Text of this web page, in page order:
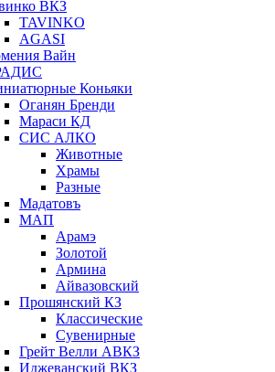
ВКЗ
TAVINKO
AGASI
Вайн
Коньяки
Оганян Бренди
Мараси КД
СИС АЛКО
Животные
Храмы
Разные
Мадатовъ
МАП
Арамэ
Золотой
Армина
Айвазовский
Прошянский КЗ
Классические
Сувенирные
Грейт Велли АВКЗ
Иджеванский ВКЗ